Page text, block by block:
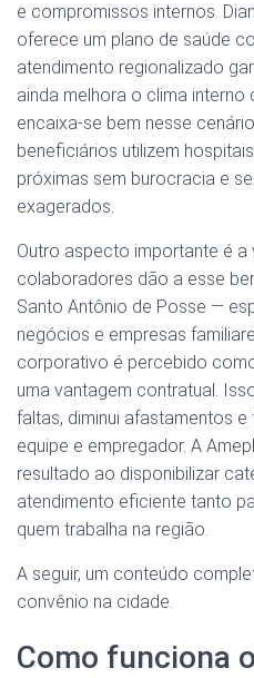
e compromissos internos.
oferece um plano de saúde
atendimento regionalizado
ainda melhora o clima interno
encaixa-se bem nesse
beneficiários utilizem
próximas sem burocracia e
exagerados.
Outro aspecto importante é
colaboradores dão a esse
Santo Antônio de Posse —
negócios e empresas
corporativo é percebido
uma vantagem contratual.
faltas, diminui afastamentos
equipe e empregador. A
resultado ao disponibilizar
atendimento eficiente tanto
quem trabalha na região.
A seguir, um conteúdo
convênio na cidade.
Como funciona